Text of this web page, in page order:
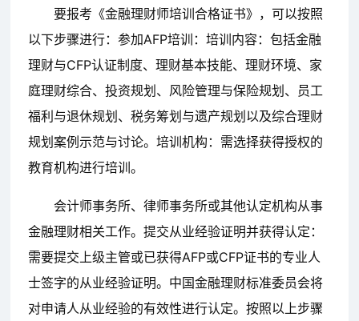
要报考《金融理财师培训合格证书》，可以按照
以下步骤进行：参加AFP培训：培训内容：包括金融
理财与CFP认证制度、理财基本技能、理财环境、家
庭理财综合、投资规划、风险管理与保险规划、员工
福利与退休规划、税务筹划与遗产规划以及综合理财
规划案例示范与讨论。培训机构：需选择获得授权的
教育机构进行培训。
会计师事务所、律师事务所或其他认定机构从事
金融理财相关工作。提交从业经验证明并获得认定：
需要提交上级主管或已获得AFP或CFP证书的专业人
士签字的从业经验证明。中国金融理财标准委员会将
对申请人从业经验的有效性进行认定。按照以上步骤